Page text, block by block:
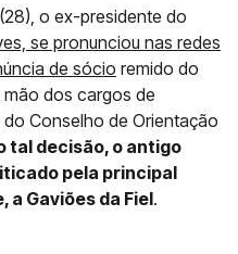
o ex-presidente do
se pronunciou nas redes
de sócio remido do
mão dos cargos de
Conselho de Orientação
tal decisão, o antigo
pela principal
Gaviões da Fiel.